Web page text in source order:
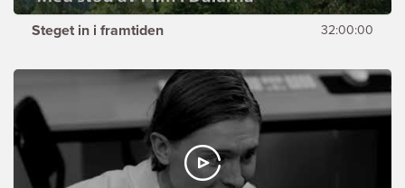
Steget in i framtiden 32:00:00